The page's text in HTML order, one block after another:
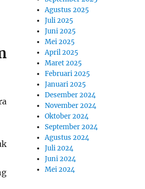
Agustus 2025
Juli 2025
Juni 2025
Mei 2025
April 2025
Maret 2025
Februari 2025
Januari 2025
Desember 2024
November 2024
Oktober 2024
September 2024
Agustus 2024
Juli 2024
Juni 2024
Mei 2024